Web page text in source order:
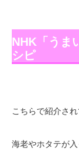
NHK「うま
シピ
こちらで紹介され
海老やホタテが入